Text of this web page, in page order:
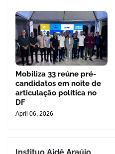
Mobiliza 33 reúne pré-
candidatos em noite de
articulação política no
DF
April 06, 2026
Instituo Aidê Araújo